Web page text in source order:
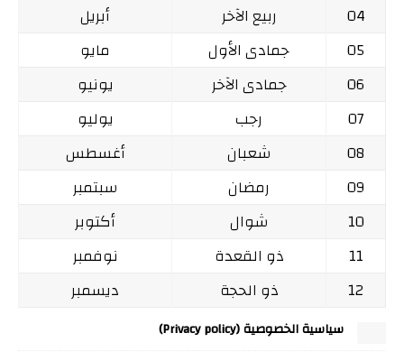
04
ربيع الآخر
أبريل
05
جمادى الأول
مايو
06
جمادى الآخر
يونيو
07
رجب
يوليو
08
شعبان
أغسطس
09
رمضان
سبتمبر
10
شوال
أكتوبر
11
ذو القعدة
نوفمبر
12
ذو الحجة ديسمبر
سياسية الخصوصية (Privacy policy)